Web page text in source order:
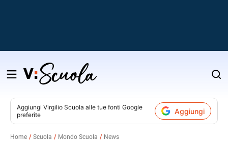
Salta
contenuto
Aggiungi Virgilio Scuola alle tue fonti Google
preferite
Aggiungi
Home Scuola Mondo Scuola News